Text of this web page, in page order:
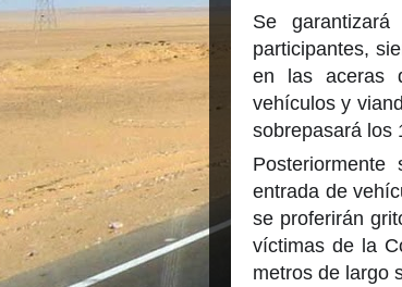
Se
participantes,
en las aceras
vehículos y
sobrepasará los
entrada de
se proferirán
víctimas de la
metros de largo